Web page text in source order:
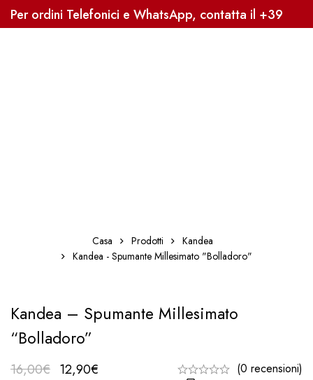
Per ordini Telefonici e WhatsApp, contatta il +39
3338041363, Sped. Gratuita oltre i 59€
Casa Prodotti
Kandea
Kandea - Spumante Millesimato "Bolladoro"
Kandea – Spumante Millesimato
“Bolladoro”
16,00€ 12,90€ (0 recensioni)